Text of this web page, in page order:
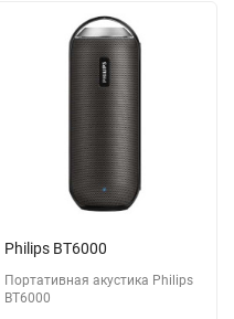
Philips BT6000
Портативная акустика Philips
BT6000